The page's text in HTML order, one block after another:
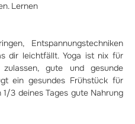
Lernen
Entspannungstechniken
dir leichtfällt. Yoga ist nix für
gute und gesunde
ein gesundes Frühstück für
3 deines Tages gute Nahrung